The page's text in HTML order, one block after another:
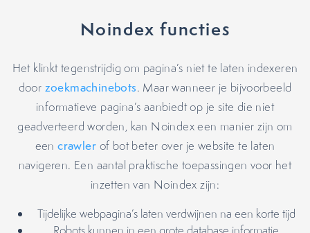
Noindex functies
Het klinkt tegenstrijdig om pagina’s niet te laten indexeren
door zoekmachinebots. Maar wanneer je bijvoorbeeld
informatieve pagina’s aanbiedt op je site die niet
geadverteerd worden, kan Noindex een manier zijn om
eencrawler of bot beter over je website te laten
navigeren. Een aantal praktische toepassingen voor het
inzetten van Noindex zijn:
Tijdelijke webpagina’s laten verdwijnen na een korte tijd